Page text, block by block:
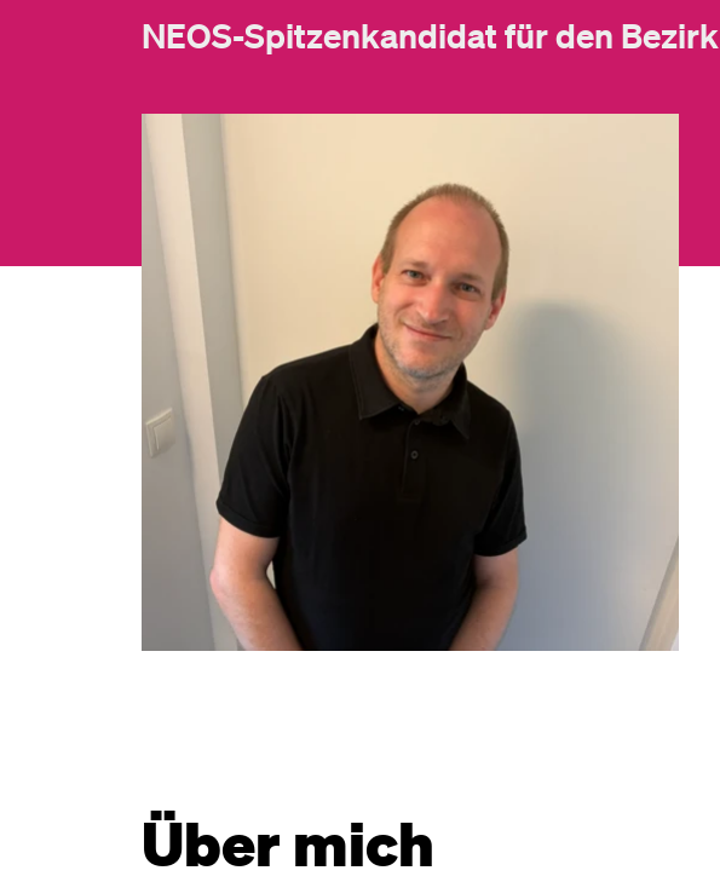
NEOS-Spitzenkandidat für den
Über mich